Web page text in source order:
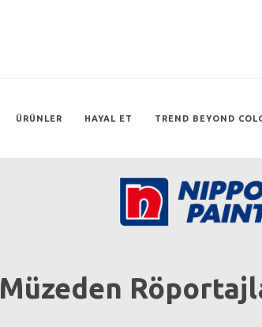
ÜRÜNLER HAYAL ET TREND BEYOND
Müzeden